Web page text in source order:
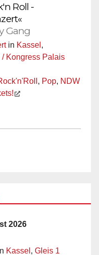
Roll -
Gang
in Kassel ,
Kongress Palais
, Pop, NDW
2026
Kassel , Gleis 1